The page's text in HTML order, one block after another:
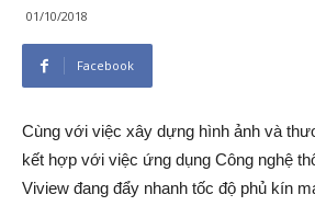
01/10/2018
Facebook
Cùng với việc xây dựng hình ảnh và
kết hợp với việc ứng dụng Công nghệ
Viview đang đẩy nhanh tốc độ phủ kín